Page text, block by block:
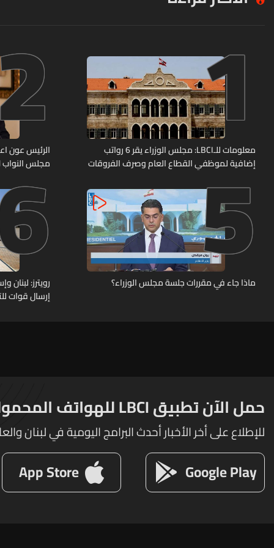
1
معلومات للـLBCI: مجلس الوزراء يقر 6 رواتب
إضافية لموظفي القطاع العام وصرف الفروقات
الرئيس عون
مجلس النواب
5
ماذا جاء في مقررات جلسة مجلس الوزراء؟
رويترز:
إرسال قوات
حمل الآن تطبيق LBCI للهواتف المحمولة
للإطلاع على أخر الأخبار أحدث البرامج اليومية في لبنان
Google Play
App Store